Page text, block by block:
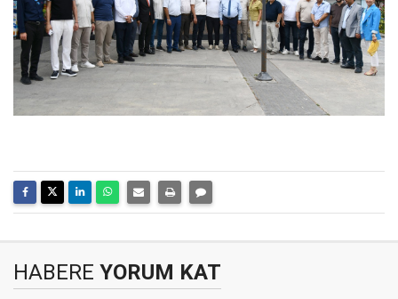
HABERE YORUM KAT